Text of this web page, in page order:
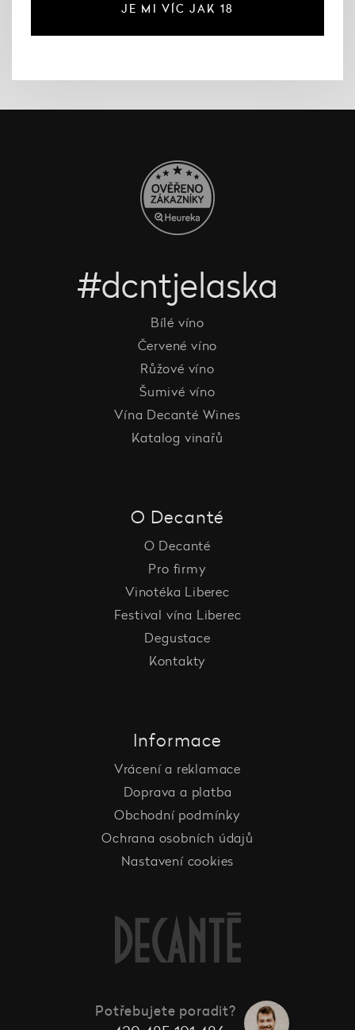
#dcntjelaska
Bílé víno
Červené víno
Růžové víno
Šumivé víno
Vína Decanté Wines
Katalog vinařů
O Decanté
O Decanté
Pro firmy
Vinotéka Liberec
Festival vína Liberec
Degustace
Kontakty
Informace
Vrácení a reklamace
Doprava a platba
Obchodní podmínky
Ochrana osobních údajů
Nastavení cookies
Potřebujete poradit?
JE MI VÍC JAK 18